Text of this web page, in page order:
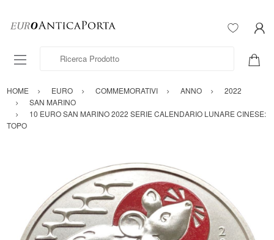
Ricerca Prodotto
HOME EURO COMMEMORATIVI ANNO
2022
SAN MARINO
10 EURO SAN MARINO 2022 SERIE CALENDARIO LUNARE CINESE:
TOPO